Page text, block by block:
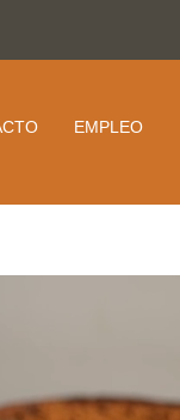
EMPLEO